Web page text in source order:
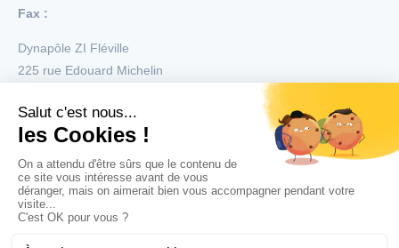
Fax :
Dynapôle ZI Fléville
225 rue Edouard Michelin
Menu
Nos réalisations
Nos produits